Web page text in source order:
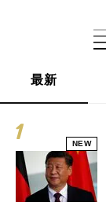
最新
NEW